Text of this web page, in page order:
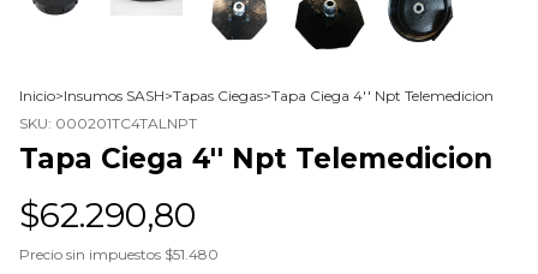
Inicio>Insumos SASH>Tapas Ciegas>Tapa Ciega 4'' Npt Telemedicion
SKU: 000201TC4TALNPT
Tapa Ciega 4'' Npt Telemedicion
$62.290,80
Precio sin impuestos $51.480